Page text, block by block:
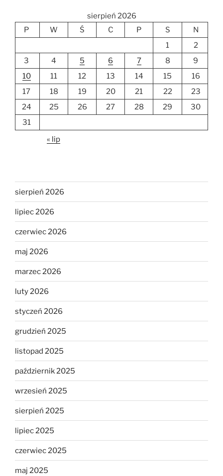
sierpień 2026
P
W Ś C P S
N
1
2
3
4 5 6 7 8
9
10
11 12 13 14 15
16
17
18 19 20 21 22
23
24
25 26 27 28 29
30
31
« lip
sierpień 2026
lipiec 2026
czerwiec 2026
maj 2026
marzec 2026
luty 2026
styczeń 2026
grudzień 2025
listopad 2025
październik 2025
wrzesień 2025
sierpień 2025
lipiec 2025
czerwiec 2025
maj 2025